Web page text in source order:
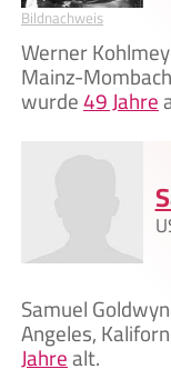
Bildnachweis
Werner
Mainz-
wurde49 Jahre
Samuel
Angeles,
Jahrealt.